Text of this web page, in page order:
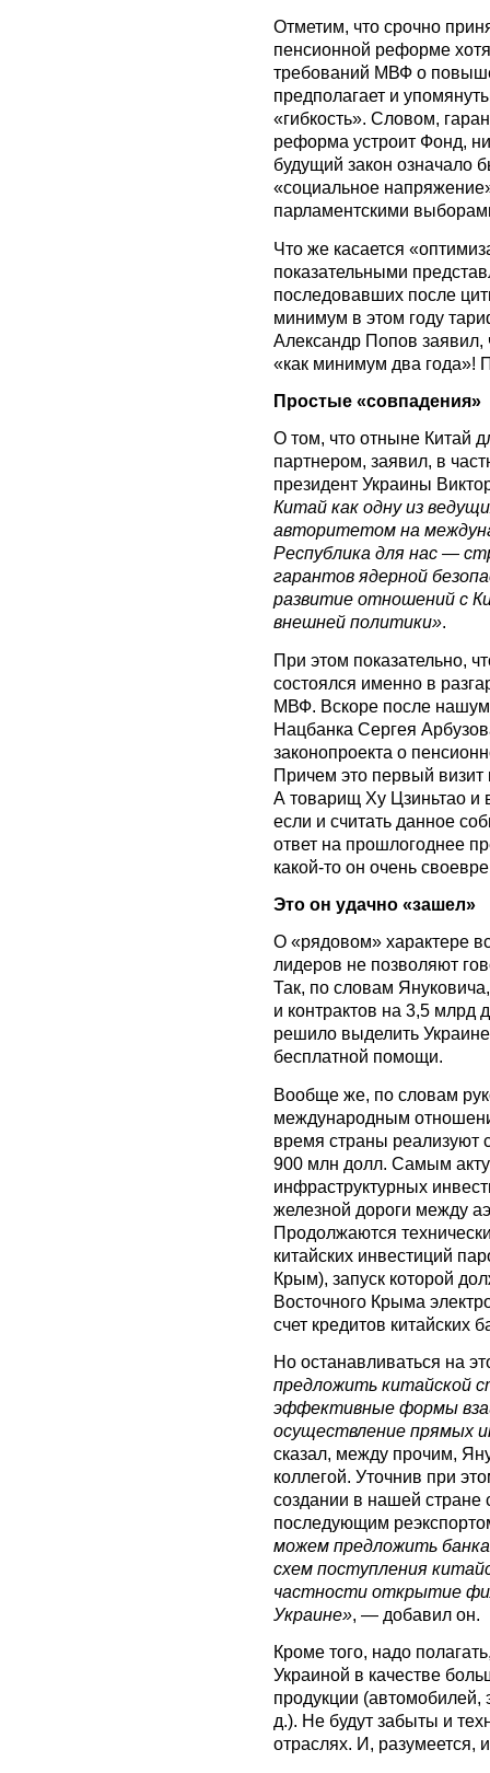
Отметим, что срочно
пенсионной реформе
требований МВФ о
предполагает и
«гибкость». Словом,
реформа устроит Фонд,
будущий закон означало
«социальное
парламентскими
Что же касается
показательными
последовавших после
минимум в этом году
Александр Попов заявил,
«как минимум два
Простые «совпадения»
О том, что отныне Китай
партнером, заявил, в
президент Украины
Китай как одну из
авторитетом на
Республика для нас —
гарантов ядерной
развитие отношений с
внешней политики».
При этом показательно,
состоялся именно в
МВФ. Вскоре после
Нацбанка Сергея
законопроекта о
Причем это первый визит
А товарищ Ху Цзиньтао и
если и считать данное
ответ на прошлогоднее
какой-то он очень
Это он удачно «зашел»
О «рядовом» характере
лидеров не позволяют
Так, по словам
и контрактов на 3,5 млрд
решило выделить
бесплатной помощи.
Вообще же, по словам
международным
время страны реализуют
900 млн долл. Самым
инфраструктурных
железной дороги между
Продолжаются
китайских инвестиций
Крым), запуск которой
Восточного Крыма
счет кредитов китайских
Но останавливаться на
предложить китайской
эффективные формы
осуществление прямых
сказал, между прочим,
коллегой. Уточнив при
создании в нашей стране
последующим
можем предложить
схем поступления
частности открытие
Украине», — добавил он.
Кроме того, надо
Украиной в качестве
продукции (автомобилей,
д.). Не будут забыты и
отраслях. И, разумеется,